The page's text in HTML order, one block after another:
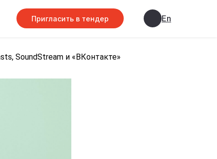
Пригласить в тендер En
SoundStream и «ВКонтакте»